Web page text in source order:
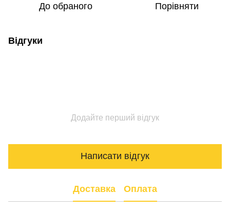
До обраного Порівняти
Відгуки
Додайте перший відгук
Написати відгук
Доставка Оплата